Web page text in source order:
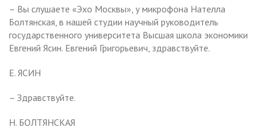
– Вы слушаете «Эхо Москвы», у микрофона Нателла
Болтянская, в нашей студии научный руководитель
государственного университета Высшая школа экономики
Евгений Ясин. Евгений Григорьевич, здравствуйте.
Е. ЯСИН
– Здравствуйте.
Н. БОЛТЯНСКАЯ